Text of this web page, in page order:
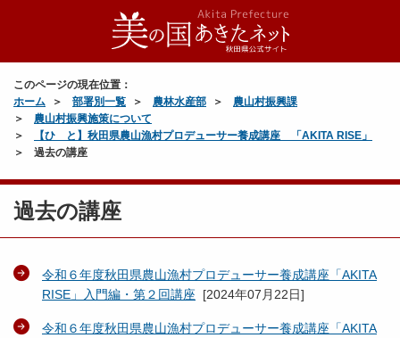
このページの現在位置：
ホーム
部署別一覧 農林水産部
農山村振興課
農山村振興施策について
【ひ と】秋田県農山漁村プロデューサー養成講座 「AKITA RISE」
過去の講座
過去の講座
令和６年度秋田県農山漁村プロデューサー養成講座「AKITA
RISE」入門編・第２回講座 [2024年07月22日]
令和６年度秋田県農山漁村プロデューサー養成講座「AKITA